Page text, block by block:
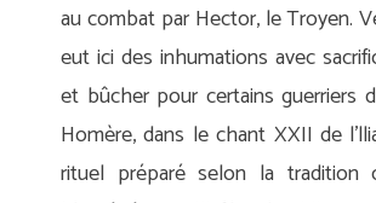
au combat par Hector, le Troyen.
eut ici des inhumations avec
et bûcher pour certains guerriers
Homère, dans le chant XXII de
rituel préparé selon la tradition